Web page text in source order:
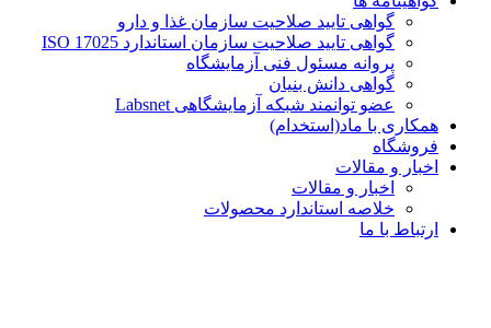
گواهی تایید صلاحیت سازمان غذا و دارو
گواهی تایید صلاحیت سازمان استاندارد ISO 17025
پروانه مسئول فنی آزمایشگاه
گواهی دانش بنیان
عضو توانمند شبکه آزمایشگاهی Labsnet
همکاری با ماد(استخدام)
فروشگاه
اخبار و مقالات
اخبار و مقالات
خلاصه استاندارد محصولات
ارتباط با ما